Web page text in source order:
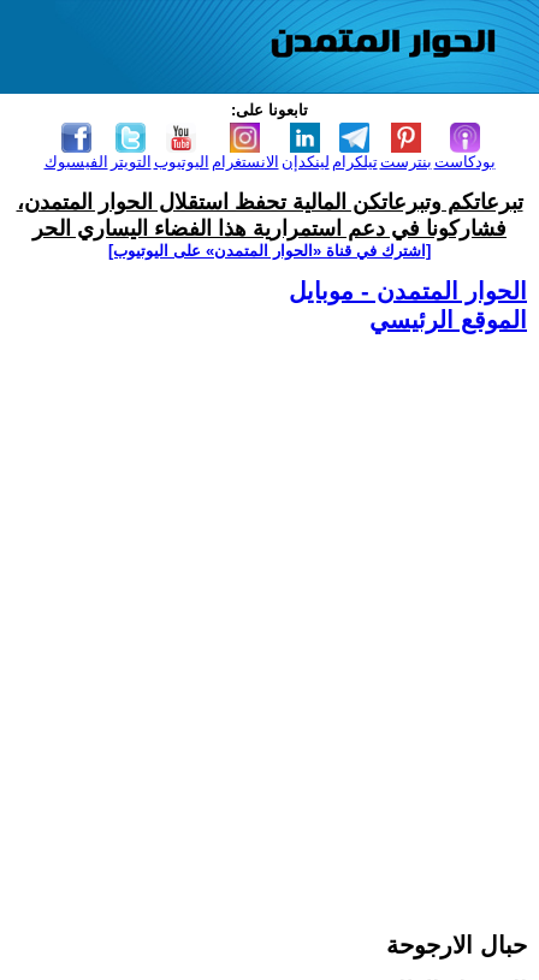
تابعونا على:
الفيسبوك التويتر اليوتيوب الانستغرام لينكدإن تيلكرامبنترست بودكاست
تبرعاتكم وتبرعاتكن المالية تحفظ استقلال الحوار المتمدن،
فشاركونا في دعم استمرارية هذا الفضاء اليساري الحر
[اشترك في قناة ‫«الحوار المتمدن» على اليوتيوب]
الحوار المتمدن - موبايل
الموقع الرئيسي
حبال الارجوحة